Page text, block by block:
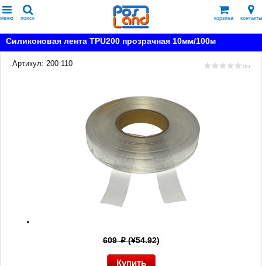
меню поиск корзина контакты
Силиконовая лента TPU200 прозрачная 10мм/100м
Артикул: 200 110 ( 0 )
609p(¥54.92)